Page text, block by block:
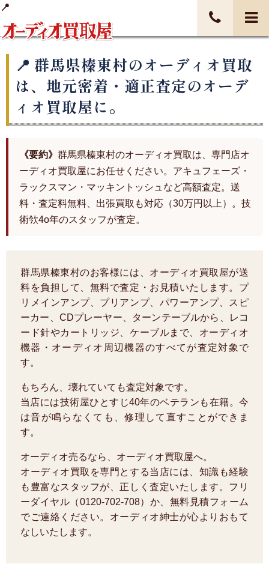
群馬県榛東村のオーディオ買取
は、地元密着・適正査定のオーデ
ィオ買取屋に。
《要約》 群馬県榛東村のオーディオ買取は、専門店オ
ーディオ買取屋にお任せください。アキュフェーズ・
ラックスマン・マッキントッシュなど高額査定。送
料・査定料無料、出張買取も対応（30万円以上）。技
術欦4o年のスタッフが査定。
群馬県榛東村のお客様には、オーディオ買取屋が送
料を負担して、無料で査定・お見積いたします。プ
リメインアンプ、プリアンプ、パワーアンプ、スピ
ーカー、CDプレーヤー、ターンテーブルから、レコ
ード針やカートリッジ、ケーブルまで、オーディオ
機器・オーディオ周辺機器のすべてが査定対象で
す。
もちろん、壊れていても査定対象です。
当店には技術屋ひとすじ40年のベテランも在籍。今
は音が鳴らなくても、修理して直すことができま
す。
オーディオ売るなら、オーディオ買取屋へ。
オーディオ買取を専門とする当店には、知識も経験
も豊富なスタッフが、正しく査定いたします。フリ
ーダイヤル（0120-702-708）か、無料見積フォーム
でご連絡ください。オーディオ紳士が心よりおもて
なしいたします。